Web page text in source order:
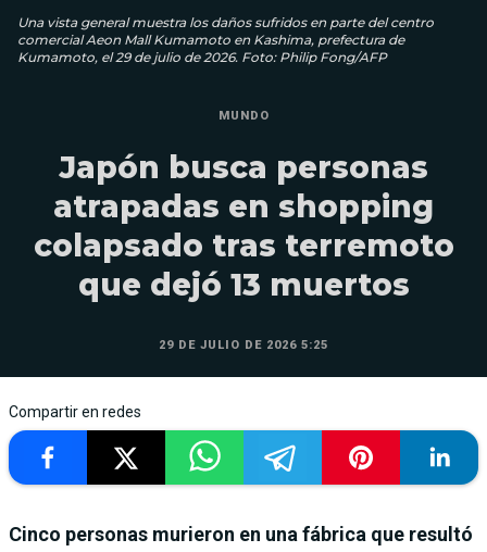
Una vista general muestra los daños sufridos en parte del centro
comercial Aeon Mall Kumamoto en Kashima, prefectura de
Kumamoto, el 29 de julio de 2026. Foto: Philip Fong/AFP
MUNDO
Japón busca personas
atrapadas en shopping
colapsado tras terremoto
que dejó 13 muertos
29 DE JULIO DE 2026 5:25
Compartir en redes
Cinco personas murieron en una fábrica que resultó